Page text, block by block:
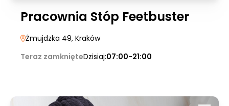
Pracownia Stóp Feetbuster
Żmujdzka 49, Kraków
Teraz zamknięteDzisiaj:07:00-21:00